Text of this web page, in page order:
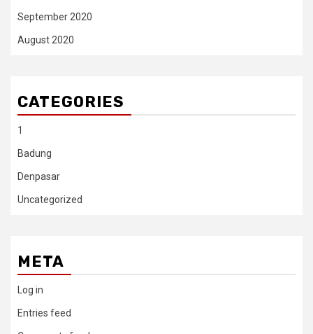
September 2020
August 2020
CATEGORIES
1
Badung
Denpasar
Uncategorized
META
Log in
Entries feed